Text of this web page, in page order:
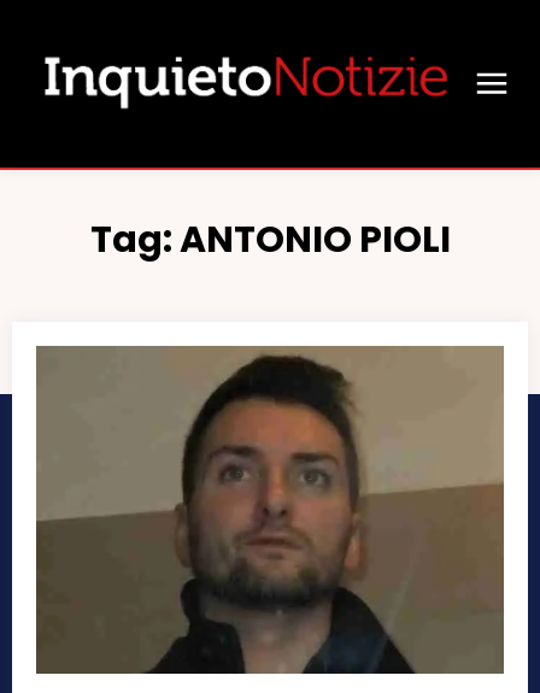
Tag:ANTONIO PIOLI